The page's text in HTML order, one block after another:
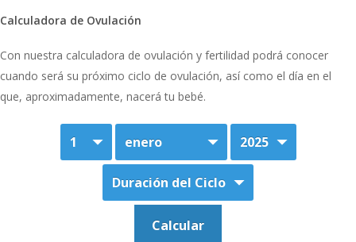
Calculadora de Ovulación
Con nuestra calculadora de ovulación y fertilidad podrá conocer
cuando será su próximo ciclo de ovulación, así como el día en el
que, aproximadamente, nacerá tu bebé.